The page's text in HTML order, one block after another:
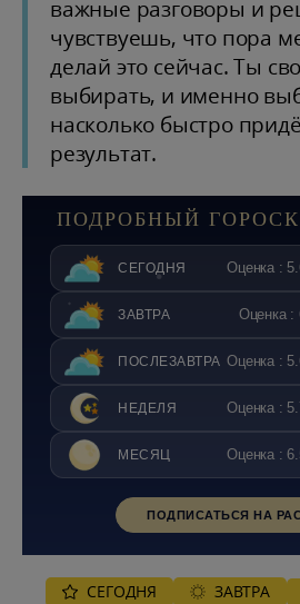
важные разговоры и
чувствуешь, что пора
делай это сейчас. Ты
выбирать, и именно
насколько быстро
результат.
ПОДРОБНЫЙ
СЕГОДНЯ Оценка :
ЗАВТРА Оценка :
ПОСЛЕЗАВТРА Оценка :
НЕДЕЛЯ Оценка :
МЕСЯЦ Оценка :
ПОДПИСАТЬСЯ НА
СЕГОДНЯ ЗАВТРА